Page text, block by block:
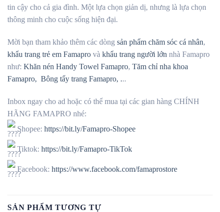
tin cậy cho cả gia đình. Một lựa chọn giản dị, nhưng là lựa chọn
thông minh cho cuộc sống hiện đại.
Mời bạn tham khảo thêm các dòng sản phẩm chăm sóc cá nhân,
khẩu trang trẻ em Famapro và khẩu trang người lớn nhà Famapro
như: Khăn nén Handy Towel Famapro, Tăm chỉ nha khoa
Famapro, Bông tẩy trang Famapro, ...
Inbox ngay cho ad hoặc có thể mua tại các gian hàng CHÍNH
HÃNG FAMAPRO nhé:
Shopee: https://bit.ly/Famapro-Shopee
Tiktok: https://bit.ly/Famapro-TikTok
Facebook: https://www.facebook.com/famaprostore
SẢN PHẨM TƯƠNG TỰ